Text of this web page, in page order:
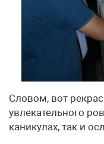
Словом, вот
увлекательного
каникулах, так и